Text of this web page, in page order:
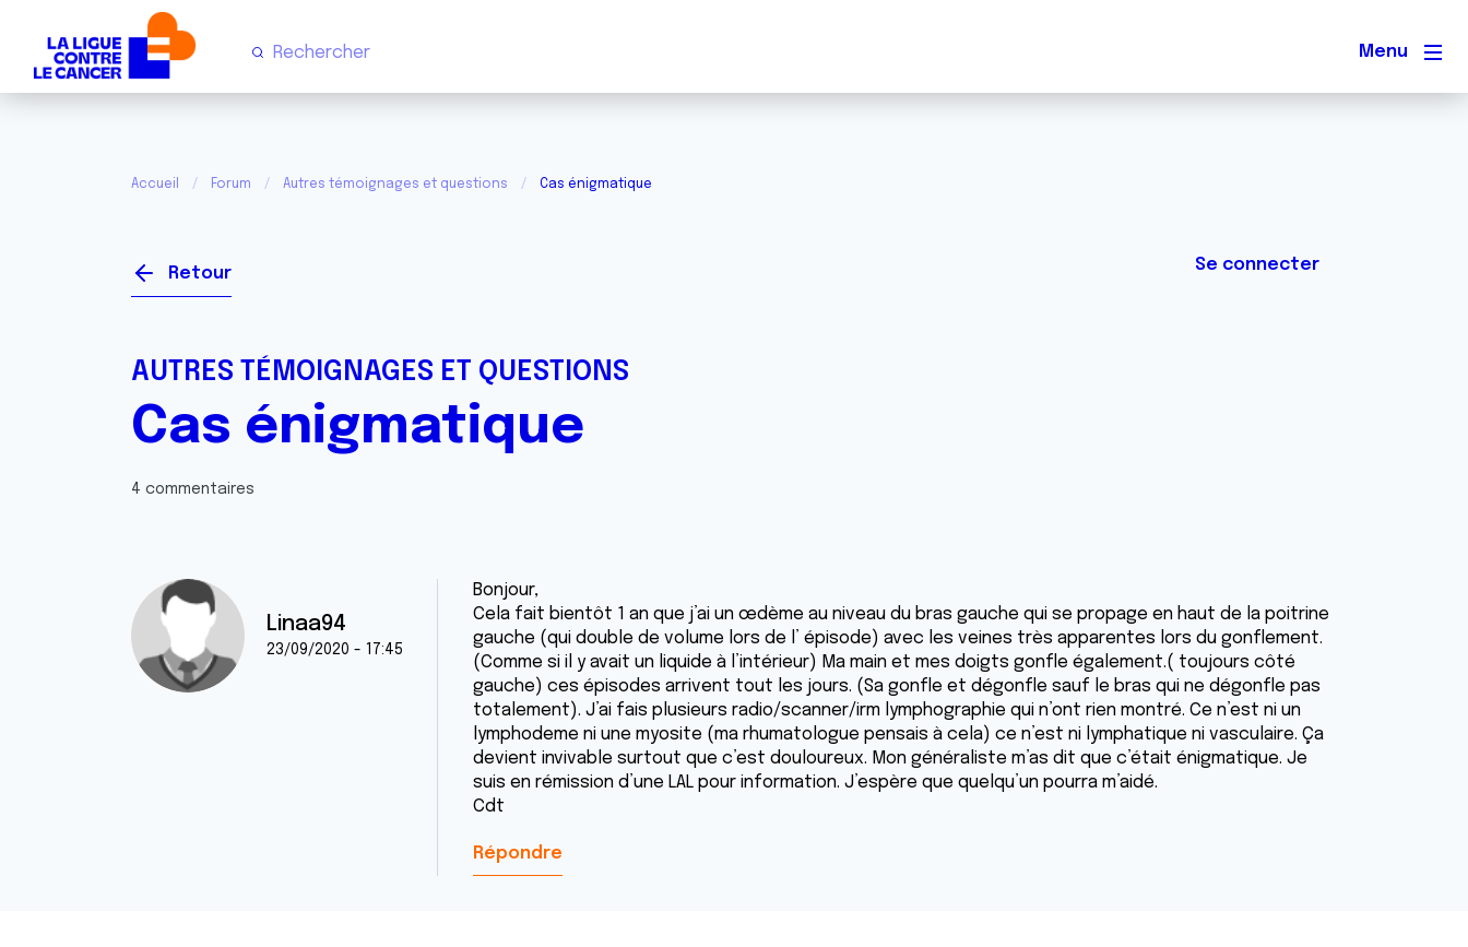
Menu
Accueil Forum Autres témoignages et questions Cas énigmatique
Retour Se connecter
AUTRES TÉMOIGNAGES ET QUESTIONS
Cas énigmatique
4 commentaires
Linaa94
23/09/2020 - 17:45
Bonjour,
Cela fait bientôt 1 an que j’ai un œdème au niveau du bras gauche qui se propage en haut de la poitrine
gauche (qui double de volume lors de l’ épisode) avec les veines très apparentes lors du gonflement.
(Comme si il y avait un liquide à l’intérieur) Ma main et mes doigts gonfle également.( toujours côté
gauche) ces épisodes arrivent tout les jours. (Sa gonfle et dégonfle sauf le bras qui ne dégonfle pas
totalement). J’ai fais plusieurs radio/scanner/irm lymphographie qui n’ont rien montré. Ce n’est ni un
lymphodeme ni une myosite (ma rhumatologue pensais à cela) ce n’est ni lymphatique ni vasculaire. Ça
devient invivable surtout que c’est douloureux. Mon généraliste m’as dit que c’était énigmatique. Je
suis en rémission d’une LAL pour information. J’espère que quelqu’un pourra m’aidé.
Cdt
Répondre